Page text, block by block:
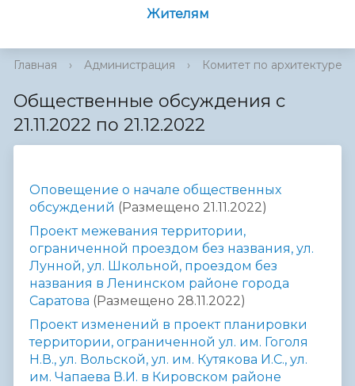
Жителям
Главная › Администрация › Комитет по архитектуре
Общественные обсуждения с
21.11.2022 по 21.12.2022
Оповещение о начале общественных
обсуждений (Размещено 21.11.2022)
Проект межевания территории,
ограниченной проездом без названия, ул.
Лунной, ул. Школьной, проездом без
названия в Ленинском районе города
Саратова (Размещено 28.11.2022)
Проект изменений в проект планировки
территории, ограниченной ул. им. Гоголя
Н.В., ул. Вольской, ул. им. Кутякова И.С., ул.
им. Чапаева В.И. в Кировском районе